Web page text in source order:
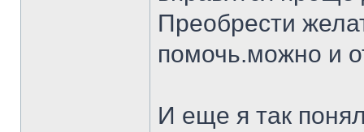
Преобрести
помочь.можно и
И еще я так